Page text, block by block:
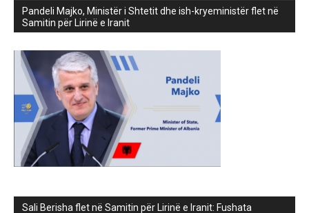
Pandeli Majko, Ministër i Shtetit dhe ish-kryeministër flet në
Samitin për Lirinë e Iranit
Sali Berisha flet në Samitin për Lirinë e Iranit: Fushata